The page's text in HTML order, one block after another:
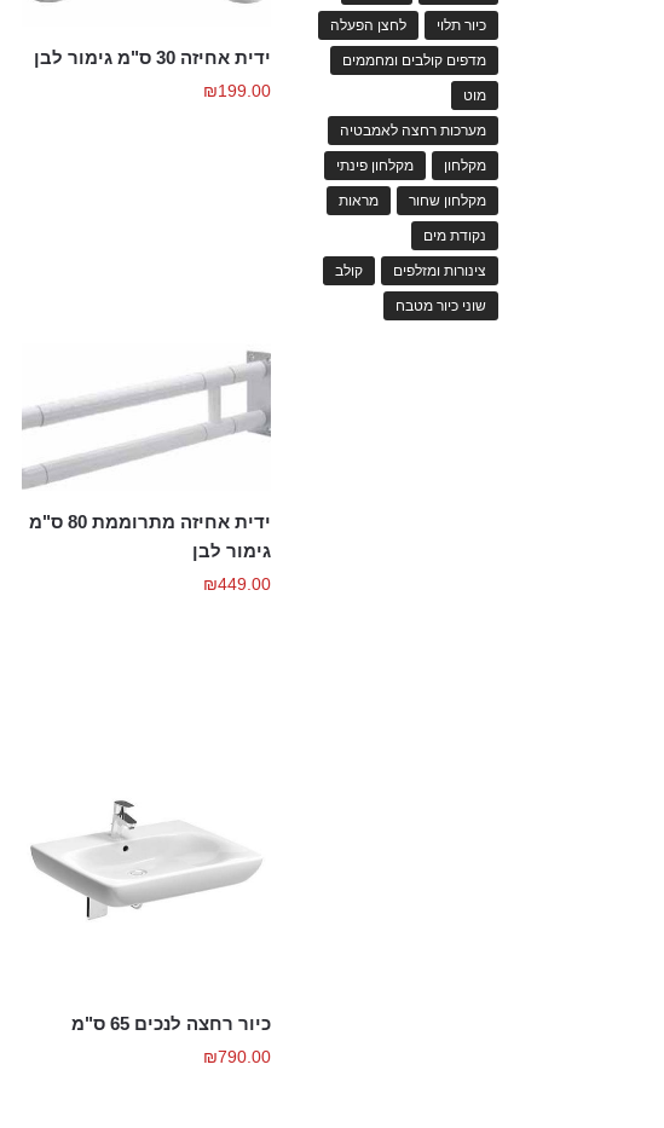
ידית אחיזה 30 ס"מ גימור לבן
₪199.00
ידית אחיזה מתרוממת 80 ס"מ
גימור לבן
₪449.00
כיור רחצה לנכים 65 ס"מ
₪790.00
כיור תלוי לחצן הפעלה
מדפים קולבים ומחממים
מוט
מערכות רחצה לאמבטיה
מקלחון מקלחון פינתי
מקלחון שחור מראות
נקודת מים
צינורות ומזלפים קולב
שוני כיור מטבח